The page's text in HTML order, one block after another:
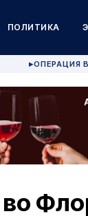
ПОЛИТИКА
▶ОПЕРАЦИЯ